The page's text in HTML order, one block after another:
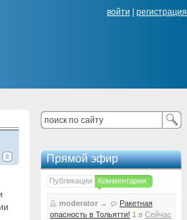
войти регистрация
Прямой эфир
Публикации Комментарии
moderator →
Ракетная
опасность в Тольятти! 1 в Сейчас